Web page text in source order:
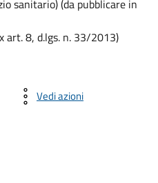
sanitario) (da pubblicare in
art. 8, d.lgs. n. 33/2013)
Vedi azioni